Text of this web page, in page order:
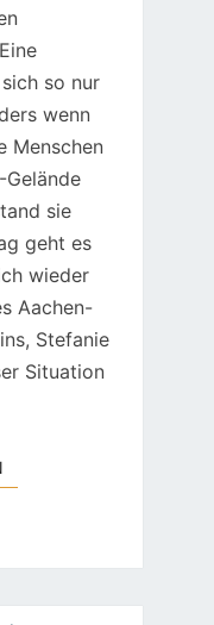
so nur
wenn
Menschen
sie
geht es
wieder
Aachen-
Stefanie
Situation